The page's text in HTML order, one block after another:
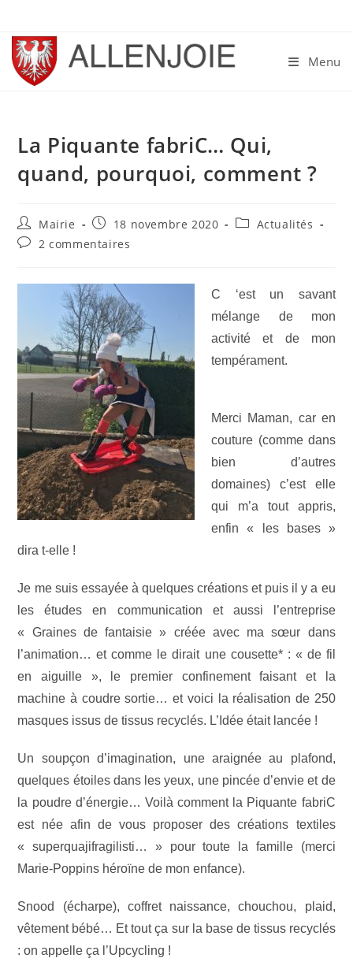
content
Menu
La Piquante fabriC… Qui,
quand, pourquoi, comment ?
Auteur/autrice
de
la
Mairie
Publication
publiée :
18 novembre 2020
PostActualités
Commentaires
publication :
2 commentaires
C ‘est un savant
mélange de mon
activité et de mon
tempérament.
Merci Maman, car en
couture (comme dans
bien d’autres
domaines) c’est elle
qui m’a tout appris,
enfin « les bases »
dira t-elle !
Je me suis essayée à quelques créations et puis il y a eu
les études en communication et aussi l’entreprise
« Graines de fantaisie » créée avec ma sœur dans
l’animation… et comme le dirait une cousette* : « de fil
en aiguille », le premier confinement faisant et la
machine à coudre sortie… et voici la réalisation de 250
masques issus de tissus recyclés. L’Idée était lancée !
Un soupçon d’imagination, une araignée au plafond,
quelques étoiles dans les yeux, une pincée d’envie et de
la poudre d’énergie… Voilà comment la Piquante fabriC
est née afin de vous proposer des créations textiles
« superquajifragilisti… » pour toute la famille (merci
Marie-Poppins héroïne de mon enfance).
Snood (écharpe), coffret naissance, chouchou, plaid,
vêtement bébé… Et tout ça sur la base de tissus recyclés
: on appelle ça l’Upcycling !